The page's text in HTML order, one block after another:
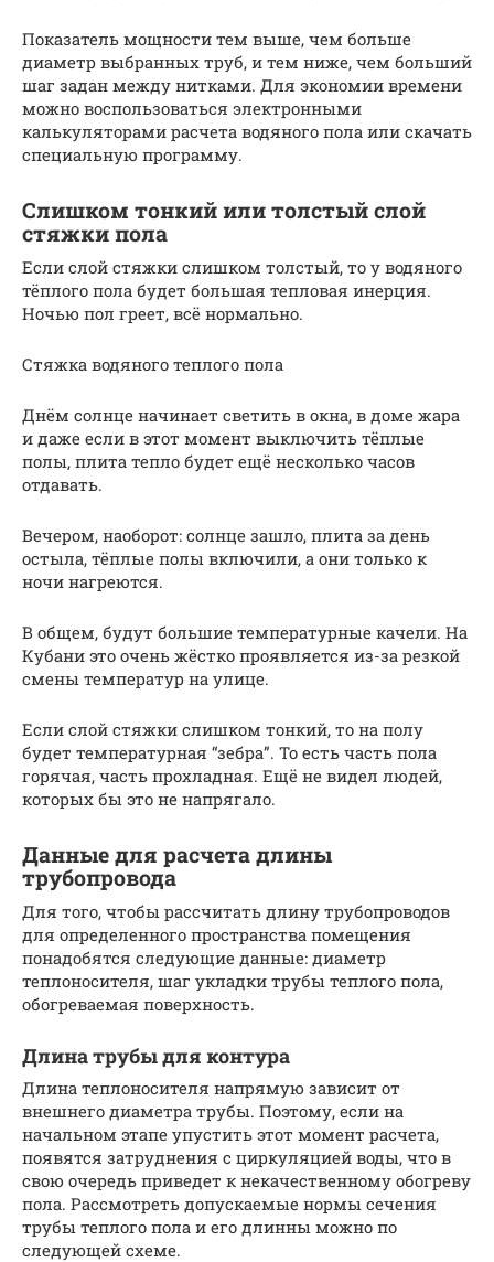
Показатель мощности тем выше, чем больше
диаметр выбранных труб, и тем ниже, чем больший
шаг задан между нитками. Для экономии времени
можно воспользоваться электронными
калькуляторами расчета водяного пола или скачать
специальную программу.
Слишком тонкий или толстый слой
стяжки пола
Если слой стяжки слишком толстый, то у водяного
тёплого пола будет большая тепловая инерция.
Ночью пол греет, всё нормально.
Стяжка водяного теплого пола
Днём солнце начинает светить в окна, в доме жара
и даже если в этот момент выключить тёплые
полы, плита тепло будет ещё несколько часов
отдавать.
Вечером, наоборот: солнце зашло, плита за день
остыла, тёплые полы включили, а они только к
ночи нагреются.
В общем, будут большие температурные качели. На
Кубани это очень жёстко проявляется из-за резкой
смены температур на улице.
Если слой стяжки слишком тонкий, то на полу
будет температурная “зебра”. То есть часть пола
горячая, часть прохладная. Ещё не видел людей,
которых бы это не напрягало.
Данные для расчета длины
трубопровода
Для того, чтобы рассчитать длину трубопроводов
для определенного пространства помещения
понадобятся следующие данные: диаметр
теплоносителя, шаг укладки трубы теплого пола,
обогреваемая поверхность.
Длина трубы для контура
Длина теплоносителя напрямую зависит от
внешнего диаметра трубы. Поэтому, если на
начальном этапе упустить этот момент расчета,
появятся затруднения с циркуляцией воды, что в
свою очередь приведет к некачественному обогреву
пола. Рассмотреть допускаемые нормы сечения
трубы теплого пола и его длинны можно по
следующей схеме.